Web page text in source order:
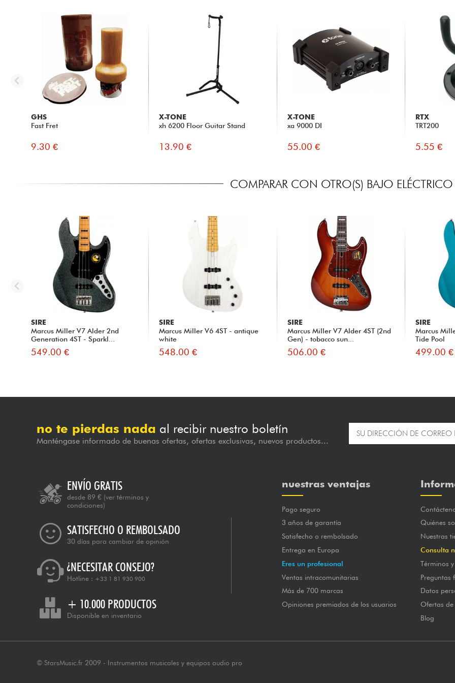
GHS
Fast Fret
9.30 €
X-TONE
xh 6200 Floor Guitar Stand
13.90 €
X-TONE
xa 9000 DI
55.00 €
RTX
TRT200
5.55 €
COMPARAR CON OTRO(S) BAJO ELÉCTRICO
SIRE
Marcus Miller V7 Alder 2nd
Generation 4ST - Sparkl...
549.00 €
SIRE
Marcus Miller V6 4ST - antique
white
548.00 €
SIRE
Marcus Miller V7 Alder 4ST (2nd
Gen) - tobacco sun...
506.00 €
SIRE
Marcus
Tide Pool
499.00 €
no te pierdas nada al recibir nuestro boletín
Manténgase informado de buenas ofertas, ofertas exclusivas, nuevos productos...
ENVÍO GRATIS
desde 89 € (ver términos y
condiciones)
SATISFECHO O REMBOLSADO
30 días para cambiar de opinión
¿NECESITAR CONSEJO?
Hotline : +33 1 81 930 900
+ 10.000 PRODUCTOS
Disponible en inventario
nuestras ventajas
Pago seguro
3 años de garantía
Satisfecho o rembolsado
Entrega en Europa
Eres un profesional
Ventas intracomunitarias
Más de 700 marcas
Opiniones premiados de los usuarios
Quiénes
Nuestras
Consulta
Términos
Preguntas
Datos
Ofertas
Blog
© StarsMusic.fr 2009 - Instrumentos musicales y equipos audio pro